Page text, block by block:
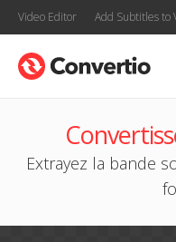
Video Editor Add Subtitles to
Extrayez la bande